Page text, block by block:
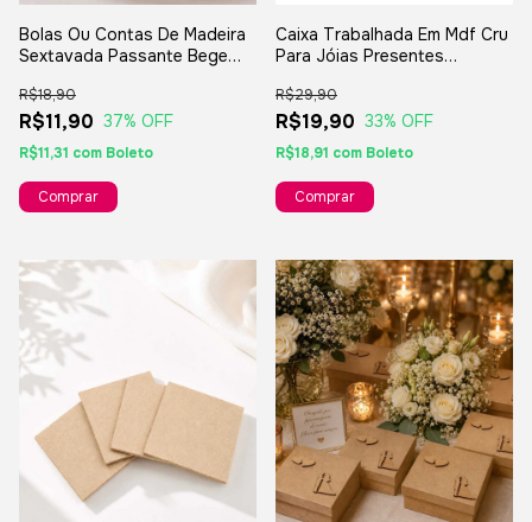
Bolas Ou Contas De Madeira
Sextavada Passante Bege
R$11,90
R$18,90
37% OFF
R$11,31 com Boleto
Comprar
Caixa Trabalhada Em Mdf Cru
Para Jóias Presentes
R$19,90
R$29,90
33% OFF
R$18,91 com Boleto